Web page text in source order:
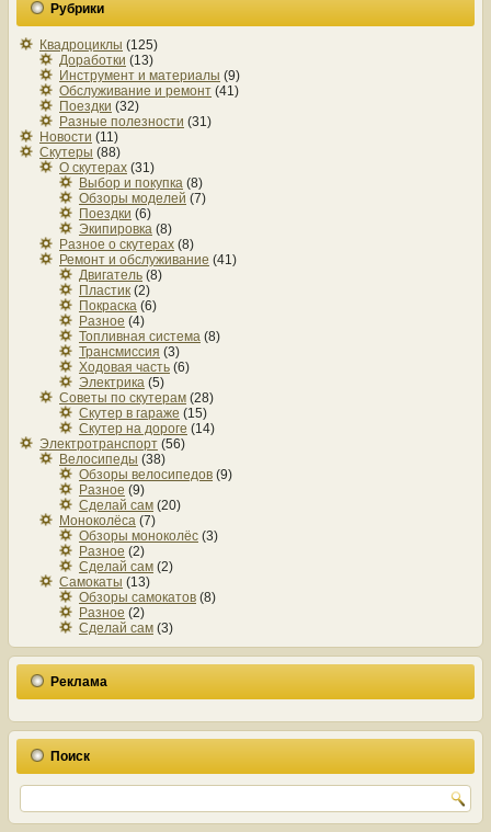
Рубрики
Квадроциклы (125)
Доработки (13)
Инструмент и материалы (9)
Обслуживание и ремонт (41)
Поездки (32)
Разные полезности (31)
Новости (11)
Скутеры (88)
О скутерах (31)
Выбор и покупка (8)
Обзоры моделей (7)
Поездки (6)
Экипировка (8)
Разное о скутерах (8)
Ремонт и обслуживание (41)
Двигатель (8)
Пластик (2)
Покраска (6)
Разное (4)
Топливная система (8)
Трансмиссия (3)
Ходовая часть (6)
Электрика (5)
Советы по скутерам (28)
Скутер в гараже (15)
Скутер на дороге (14)
Электротранспорт (56)
Велосипеды (38)
Обзоры велосипедов (9)
Разное (9)
Сделай сам (20)
Моноколёса (7)
Обзоры моноколёс (3)
Разное (2)
Сделай сам (2)
Самокаты (13)
Обзоры самокатов (8)
Разное (2)
Сделай сам (3)
Реклама
Поиск